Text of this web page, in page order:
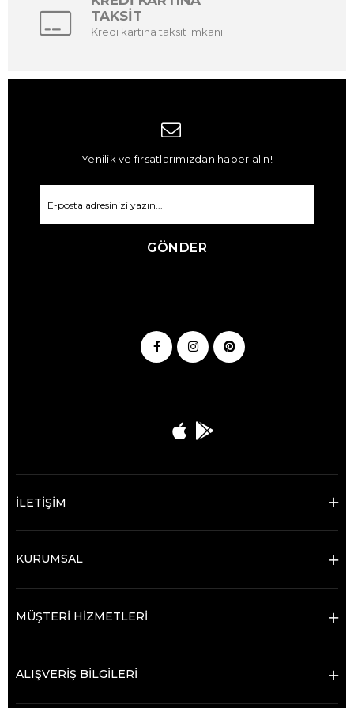
TAKSİT
Kredi kartına taksit imkanı
Yenilik ve fırsatlarımızdan haber alın!
GÖNDER
İLETİŞİM
KURUMSAL
MÜŞTERİ HİZMETLERİ
ALIŞVERİŞ BİLGİLERİ